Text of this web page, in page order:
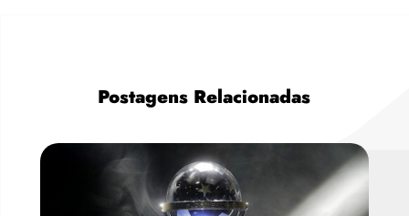
Postagens Relacionadas